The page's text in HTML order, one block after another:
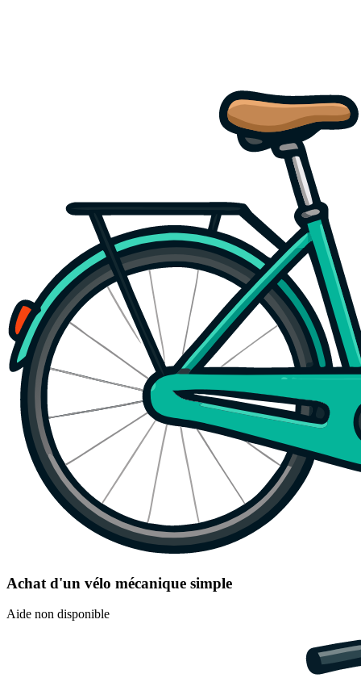
Achat d'un vélo mécanique simple
Aide non disponible